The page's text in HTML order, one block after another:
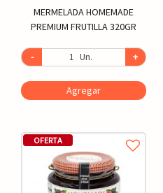
MERMELADA HOMEMADE
PREMIUM FRUTILLA 320GR
- Un. +
Agregar
OFERTA